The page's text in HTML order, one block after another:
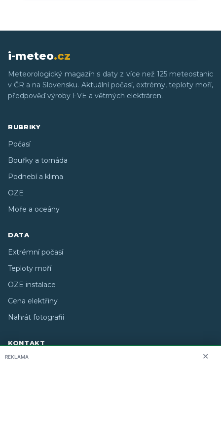
i-meteo.cz
Meteorologický magazín s daty z více než 125 meteostanic
v ČR a na Slovensku. Aktuální počasí, extrémy, teploty moří,
předpověď výroby FVE a větrných elektráren.
RUBRIKY
Počasí
Bouřky a tornáda
Podnebí a klima
OZE
Moře a oceány
DATA
Extrémní počasí
Teploty moří
OZE instalace
Cena elektřiny
Nahrát fotografii
KONTAKT
O nás
REKLAMA ✕